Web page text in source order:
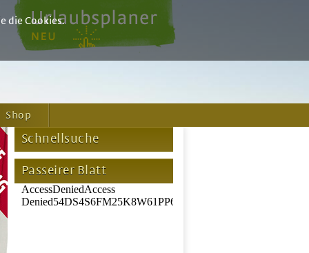
Shop
Schnellsuche
Passeirer Blatt
die Cookies.